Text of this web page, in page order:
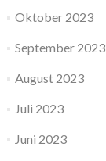
Oktober 2023
September 2023
August 2023
Juli 2023
Juni 2023